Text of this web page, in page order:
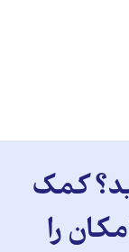
کمک
را